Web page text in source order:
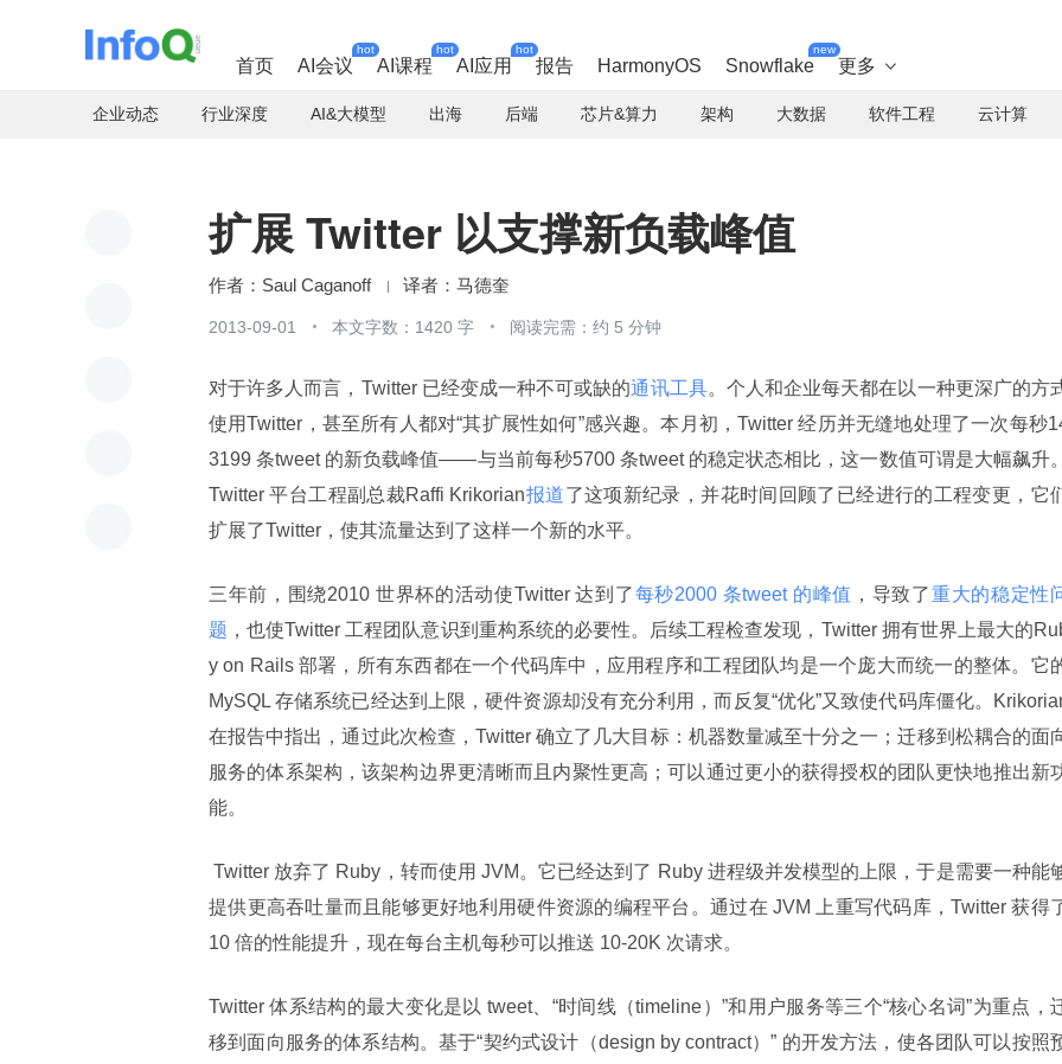
首页 AI会议
hot
AI课程
hot
AI应用
hot
报告 HarmonyOS Snowflake
new
更多 
企业动态 行业深度 AI&大模型 出海 后端 芯片&算力 架构 大数据 软件工程 云计算
扩展 Twitter 以支撑新负载峰值
Saul Caganoff 马德奎
2013-09-01 本文字数：1420 字 阅读完需：约 5 分钟
对于许多人而言，Twitter 已经变成一种不可或缺的通讯工具。个人和企业每天都在以一种更深广的方
使用Twitter，甚至所有人都对“其扩展性如何”感兴趣。本月初，Twitter 经历并无缝地处理了一次每秒
3199 条tweet 的新负载峰值——与当前每秒5700 条tweet 的稳定状态相比，这一数值可谓是大幅飙升。
Twitter 平台工程副总裁Raffi Krikorian报道了这项新纪录，并花时间回顾了已经进行的工程变更，它
扩展了Twitter，使其流量达到了这样一个新的水平。
三年前，围绕2010 世界杯的活动使Twitter 达到了每秒2000 条tweet 的峰值 ，导致了重大的稳定性
题 ，也使Twitter 工程团队意识到重构系统的必要性。后续工程检查发现，Twitter 拥有世界上最大的
y on Rails 部署，所有东西都在一个代码库中，应用程序和工程团队均是一个庞大而统一的整体。它
MySQL 存储系统已经达到上限，硬件资源却没有充分利用，而反复“优化”又致使代码库僵化。
在报告中指出，通过此次检查，Twitter 确立了几大目标：机器数量减至十分之一；迁移到松耦合的面
服务的体系架构，该架构边界更清晰而且内聚性更高；可以通过更小的获得授权的团队更快地推出新
能。
Twitter 放弃了 Ruby，转而使用 JVM。它已经达到了 Ruby 进程级并发模型的上限，于是需要一种能够
提供更高吞吐量而且能够更好地利用硬件资源的编程平台。通过在 JVM 上重写代码库，Twitter 获得
10 倍的性能提升，现在每台主机每秒可以推送 10-20K 次请求。
Twitter 体系结构的最大变化是以 tweet、“时间线（timeline）”和用户服务等三个“核心名词”为重点，
移到面向服务的体系结构。基于“契约式设计（design by contract）” 的开发方法，使各团队可以按照